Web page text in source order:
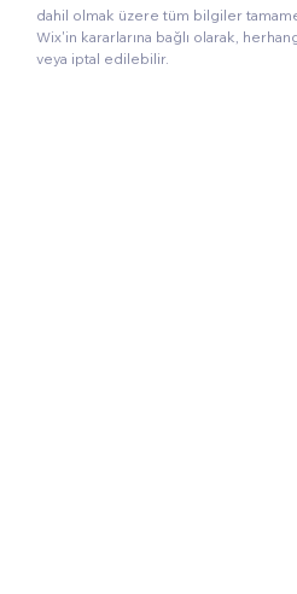
dahil olmak üzere tüm bilgiler
Wix'in kararlarına bağlı olarak,
veya iptal edilebilir.